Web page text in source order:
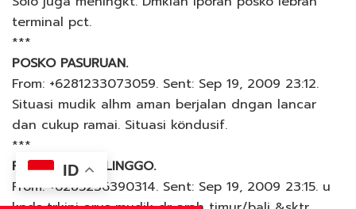
terminal pct.
***
POSKO PASURUAN.
From: +6281233073059. Sent: Sep 19, 2009 23:12.
Situasi mudik alhm aman berjalan dngan lancar
dan cukup ramai. Situasi köndusif.
***
POSKO PROBOLINGGO.
From: +6285236390314. Sent: Sep 19, 2009 23:15. u
ID